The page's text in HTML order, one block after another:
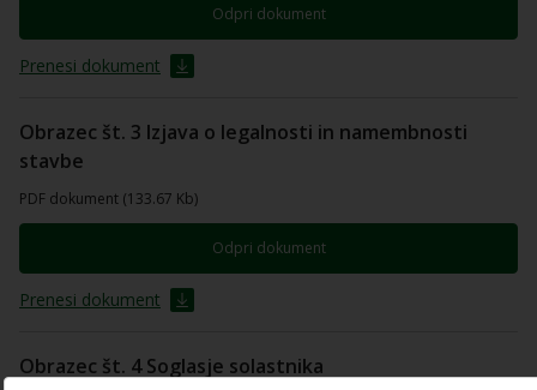
Odpri dokument
Prenesi dokument
Obrazec št. 3 Izjava o legalnosti in namembnosti
stavbe
PDF dokument (133.67 Kb)
Odpri dokument
Prenesi dokument
Obrazec št. 4 Soglasje solastnika